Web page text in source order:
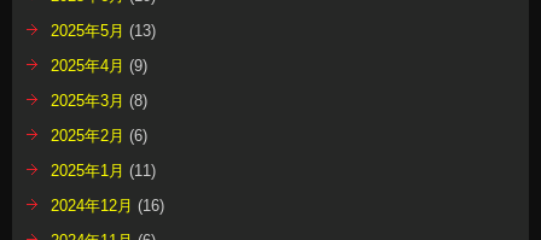
2025年5月 (13)
2025年4月 (9)
2025年3月 (8)
2025年2月 (6)
2025年1月 (11)
2024年12月 (16)